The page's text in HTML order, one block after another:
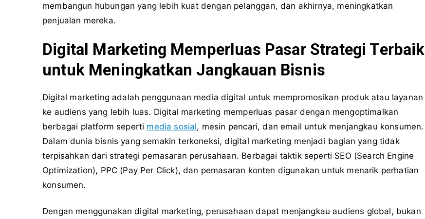
membangun hubungan yang lebih kuat dengan pelanggan, dan akhirnya, meningkatkan
penjualan mereka.
Digital Marketing Memperluas Pasar Strategi Terbaik
untuk Meningkatkan Jangkauan Bisnis
Digital marketing adalah penggunaan media digital untuk mempromosikan produk atau layanan
ke audiens yang lebih luas. Digital marketing memperluas pasar dengan mengoptimalkan
berbagai platform seperti media sosial, mesin pencari, dan email untuk menjangkau konsumen.
Dalam dunia bisnis yang semakin terkoneksi, digital marketing menjadi bagian yang tidak
terpisahkan dari strategi pemasaran perusahaan. Berbagai taktik seperti SEO (Search Engine
Optimization), PPC (Pay Per Click), dan pemasaran konten digunakan untuk menarik perhatian
konsumen.
Dengan menggunakan digital marketing, perusahaan dapat menjangkau audiens global, bukan